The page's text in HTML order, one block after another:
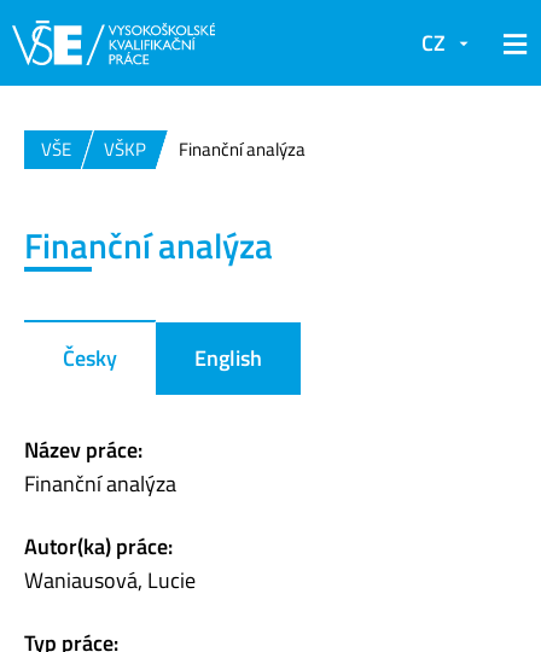
CZ
VŠE VŠKP Finanční analýza
Finanční analýza
Česky English
Název práce:
Finanční analýza
Autor(ka) práce:
Waniausová, Lucie
Typ práce: